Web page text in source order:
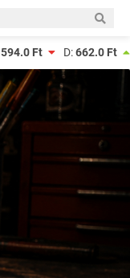
594.0 Ft D:662.0 Ft